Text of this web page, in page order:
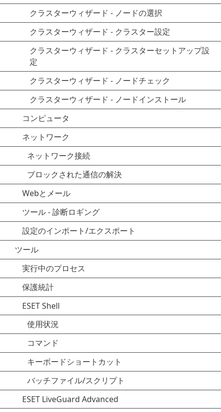
クラスターウィザード - ノードの選択
クラスターウィザード - クラスター設定
クラスターウィザード - クラスターセットアップ設
定
クラスターウィザード - ノードチェック
クラスターウィザード - ノードインストール
コンピュータ
ネットワーク
ネットワーク接続
ブロックされた通信の解決
Webとメール
ツール - 診断ロギング
設定のインポート/エクスポート
ツール
実行中のプロセス
保護統計
ESET Shell
使用状況
コマンド
キーボードショートカット
バッチファイル/スクリプト
ESET LiveGuard Advanced